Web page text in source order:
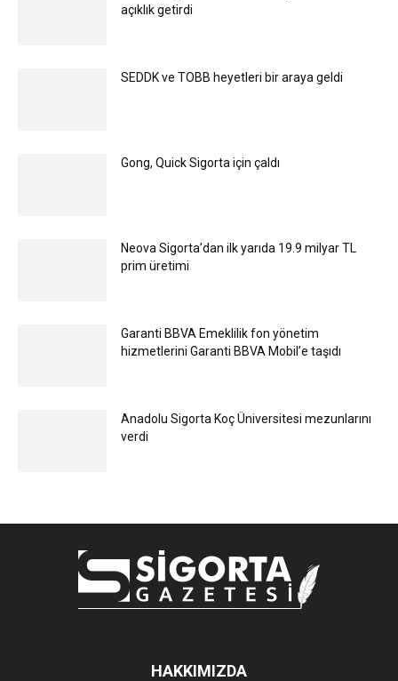
açıklık getirdi
SEDDK ve TOBB heyetleri bir araya geldi
Gong, Quick Sigorta için çaldı
Neova Sigorta’dan ilk yarıda 19.9 milyar TL
prim üretimi
Garanti BBVA Emeklilik fon yönetim
hizmetlerini Garanti BBVA Mobil’e taşıdı
Anadolu Sigorta Koç Üniversitesi mezunlarını
verdi
HAKKIMIZDA